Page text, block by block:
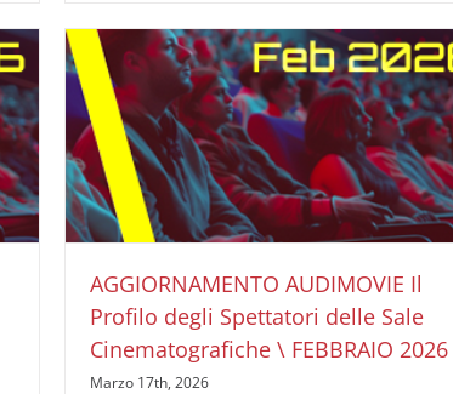
AGGIORNAMENTO AUDIMOVIE Il Profilo degli
Spettatori delle Sale Cinematografiche \
FEBBRAIO 2026
AUDIMOVIE Ricerche Pubblicità Cinema Il Profilo
degli Spettatori delle Sale Cinematografiche
AGGIORNAMENTO AUDIMOVIE Il
Profilo degli Spettatori delle Sale
Cinematografiche \ FEBBRAIO 2026
Marzo 17th, 2026